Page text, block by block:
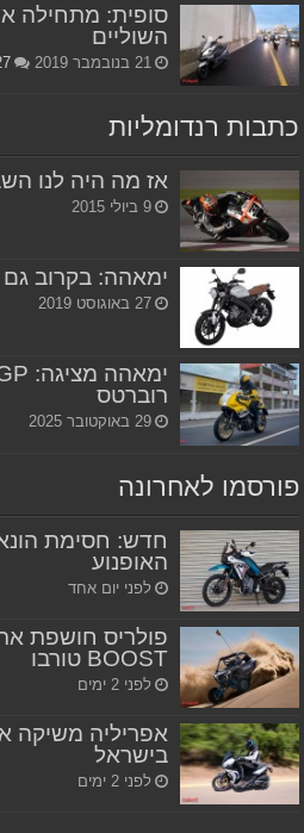
סופית: מתחילה
השוליים
21 בנובמבר 2019
כתבות רנדומליות
אז מה היה לנו
9 ביולי 2015
ימאהה: בקרוב גם XSR-בייבי
27 באוגוסט 2019
רוברטס
29 באוקטובר 2025
פורסמו לאחרונה
חדש: חסימת
האופנוע
לפני יום אחד
BOOST טורבו
לפני 2 ימים
בישראל
לפני 2 ימים